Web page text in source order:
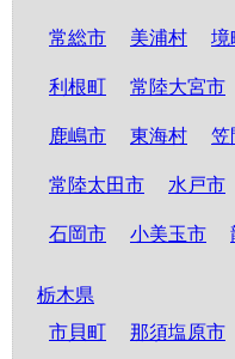
常総市 美浦村 境
利根町 常陸大宮市
鹿嶋市 東海村 笠
常陸太田市 水戸市
石岡市 小美玉市
栃木県
市貝町
那須塩原市